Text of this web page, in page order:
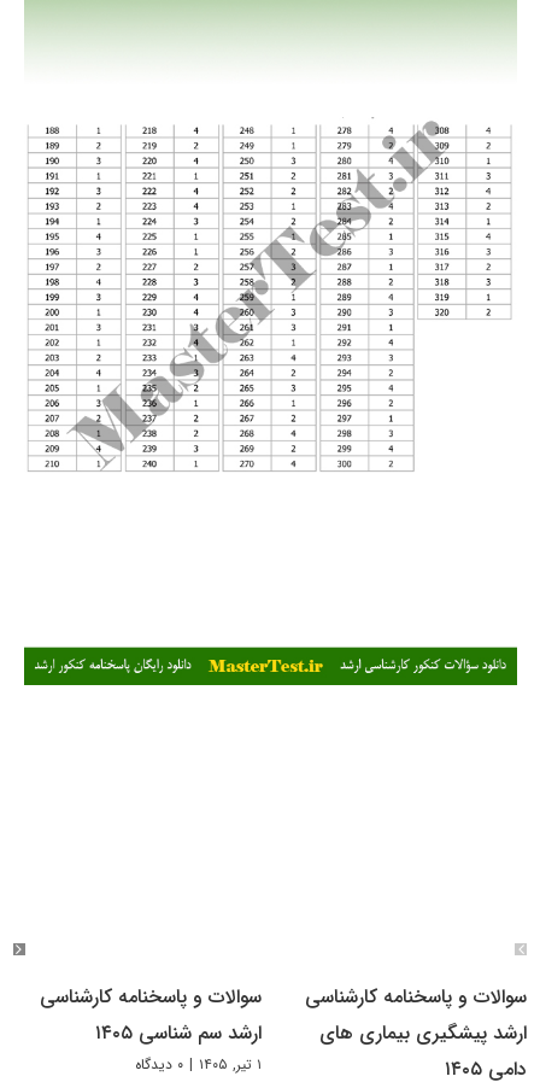
سوالات و پاسخنامه کارشناسی
ارشد پیشگیری بیماری های
دامی ۱۴۰۵
سوالات و پاسخنامه کارشناسی
ارشد سم شناسی ۱۴۰۵
۱ تیر, ۱۴۰۵ | ۰ دیدگاه